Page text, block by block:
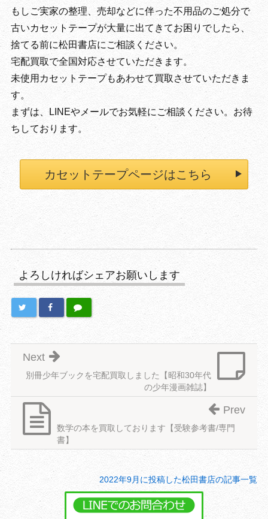
もしご実家の整理、売却などに伴った不用品のご処分で
古いカセットテープが大量に出てきてお困りでしたら、
捨てる前に松田書店にご相談ください。
宅配買取で全国対応させていただきます。
未使用カセットテープもあわせて買取させていただきま
す。
まずは、LINEやメールでお気軽にご相談ください。お待
ちしております。
カセットテープページはこちら
よろしければシェアお願いします
別冊少年ブックを宅配買取しました【昭和30年代
の少年漫画雑誌】
Next
数学の本を買取しております【受験参考書/専門
書】
Prev
2022年9月に投稿した松田書店の記事一覧